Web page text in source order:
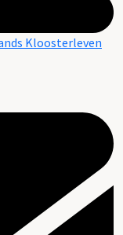
Kloosterleven